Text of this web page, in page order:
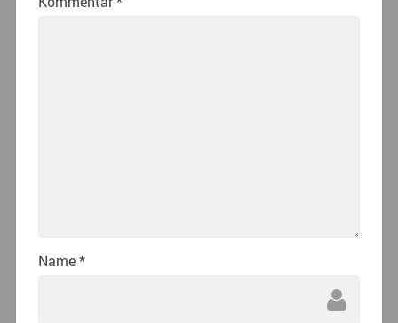
Name*